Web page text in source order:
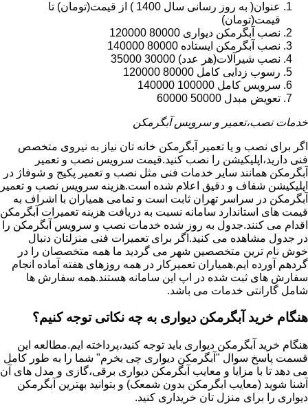
عنوان( به روز رسانی سال 1400 ) از قیمت(تومان) تا
قیمت(تومان)
نصب آبگرمکن دیواری 80000 120000
نصب آبگرمکن ایستاده 80000 140000
نصب شیرآلات(هر عدد) 30000 35000
رسوب زدایی کامل 80000 120000
سرویس کامل 100000 140000
تعویض مبدل 50000 60000
خدمات نصب،تعمیر و سرویس آبگرمکن
اگر برای نصب و یا تعمیر آبگرمکن خانه تان نیاز به نیروی متخصص
فنی دارید،اپلیکیشن را نصب کنید.قیمت سرویس نصب و تعمیر
آبگرمکن همانند سایر خدمات فنی مثل نصب و تعمیر پکیج و شوفاژ در
اپلیکیشن شفاف و دقیق اعلام شده است.هزینه سرویس نصب و تعمیر
آبگرمکن در سراسر تهران ثابت است و تمامی همیاران با اشراف به
قیمت های استاندارد سامانه نسبت به دریافت هزینه تعمیرات آبگرمکن
اقدام می کنند.جدول به روز شده خدمات نصب و سرویس آبگرمکن را
در جدول مشاهده می کنید.اگر برای تعمیرات فنی منزلتان دنبال
خوش نام ترین متخصصین شهر می گردید ما همه متخصصان را در
گردهم آورده ایم.همیاران تعمیرکار در همه روزهای هفته آماده انجام
سفارش های ثبت شده در اپ این سامانه هستند.همه سفارش ها
شامل گارانتی خدمات می باشد.
هنگام خرید آبگرمکن دیواری به چه نکاتی توجه کنیم؟
هنگام خرید آبگرمکن دیواری باید توجه کنید،پرداخته ایم.مطالعه این
قسمت پاسخ سوال "آبگرمکن دیواری چی بخرم" شما را به طور کامل
می دهد تا با مزایا و معایب آبگرمکن دیواری برقی،گازی و مدل های آن
آشنا شوید (معایب ابگرمکن بدون شمعک) و بتوانید بهترین آبگرمکن
دیواری را برای منزل تان خریداری کنید.